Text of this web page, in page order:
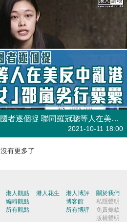
【短片】【焦點‧人物】賣國者逐個捉 聯同羅冠聰等人在美反中亂港、「城大粗口女」邵嵐劣行纍纍
2021-10-11 18:00
沒有更多了
港人觀點
編輯觀點
所有觀點
港人花生
港人博評
博客館
所有博評
關於我們
私隱聲明
免責條款
版權聲明